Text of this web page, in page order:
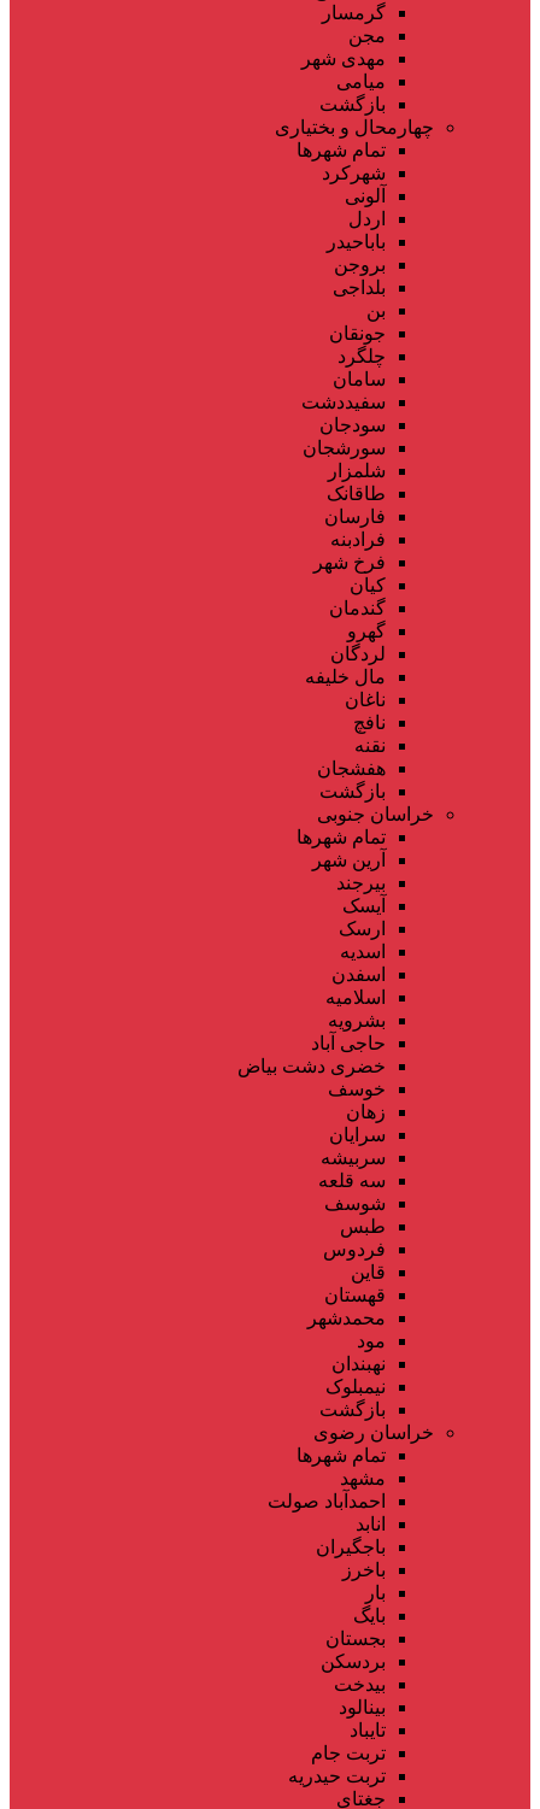
گرمسار
مجن
مهدی شهر
میامی
بازگشت
چهارمحال و بختیاری
تمام شهر‌ها
شهرکرد
آلونی
اردل
باباحیدر
بروجن
بلداجی
بن
جونقان
چلگرد
سامان
سفیددشت
سودجان
سورشجان
شلمزار
طاقانک
فارسان
فرادبنه
فرخ شهر
کیان
گندمان
گهرو
لردگان
مال خلیفه
ناغان
نافچ
نقنه
هفشجان
بازگشت
خراسان جنوبی
تمام شهر‌ها
آرین شهر
بیرجند
آیسک
ارسک
اسدیه
اسفدن
اسلامیه
بشرویه
حاجی آباد
خضری دشت بیاض
خوسف
زهان
سرایان
سربیشه
سه قلعه
شوسف
طبس
فردوس
قاین
قهستان
محمدشهر
مود
نهبندان
نیمبلوک
بازگشت
خراسان رضوی
تمام شهر‌ها
مشهد
احمدآباد صولت
انابد
باجگیران
باخرز
بار
بایگ
بجستان
بردسکن
بیدخت
بینالود
تایباد
تربت جام
تربت حیدریه
جغتای